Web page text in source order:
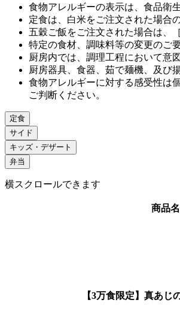
食物アレルギーの表示は、食品衛
定食は、白米をご注文された場合
五穀ご飯をご注文された場合は、
特定の食材、調味料等の変更のご
厨房内では、調理工程において意
厨房器具、食器、茹で麺機、及び
食物アレルギーに対する感受性は
ご判断ください。
定食
サイド
キッズ・デザート
弁当
横スクロールできます
商品名
【3万食限定】真あじ